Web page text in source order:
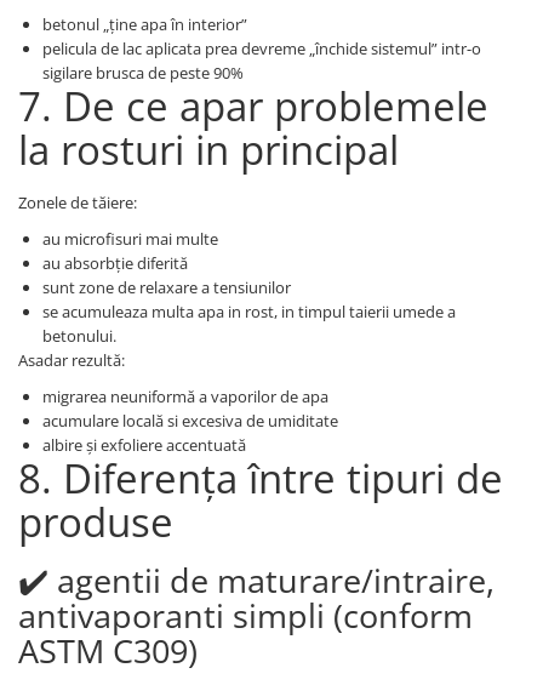
betonul „ține apa în interior”
pelicula de lac aplicata prea devreme „închide sistemul” intr-o
sigilare brusca de peste 90%
7. De ce apar problemele
la rosturi in principal
Zonele de tăiere:
au microfisuri mai multe
au absorbție diferită
sunt zone de relaxare a tensiunilor
se acumuleaza multa apa in rost, in timpul taierii umede a
betonului.
Asadar rezultă:
migrarea neuniformă a vaporilor de apa
acumulare locală si excesiva de umiditate
albire și exfoliere accentuată
8. Diferența între tipuri de
produse
✔️ agentii de maturare/intraire,
antivaporanti simpli (conform
ASTM C309)